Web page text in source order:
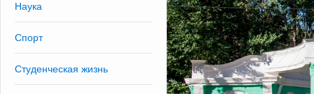
Наука
Спорт
Студенческая жизнь